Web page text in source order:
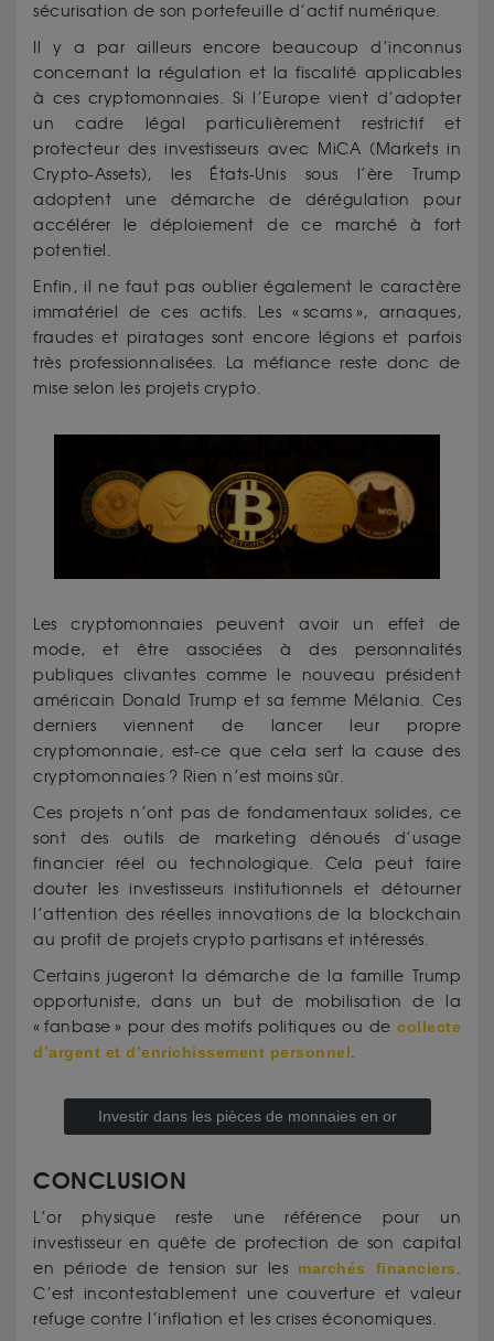
sécurisation de son portefeuille d’actif numérique.
Il y a par ailleurs encore beaucoup d’inconnus
concernant la régulation et la fiscalité applicables
à ces cryptomonnaies. Si l’Europe vient d’adopter
un cadre légal particulièrement restrictif et
protecteur des investisseurs avec MiCA (Markets in
Crypto-Assets), les États-Unis sous l’ère Trump
adoptent une démarche de dérégulation pour
accélérer le déploiement de ce marché à fort
potentiel.
Enfin, il ne faut pas oublier également le caractère
immatériel de ces actifs. Les « scams », arnaques,
fraudes et piratages sont encore légions et parfois
très professionnalisées. La méfiance reste donc de
mise selon les projets crypto.
Les cryptomonnaies peuvent avoir un effet de
mode, et être associées à des personnalités
publiques clivantes comme le nouveau président
américain Donald Trump et sa femme Mélania. Ces
derniers viennent de lancer leur propre
cryptomonnaie, est-ce que cela sert la cause des
cryptomonnaies ? Rien n’est moins sûr.
Ces projets n’ont pas de fondamentaux solides, ce
sont des outils de marketing dénoués d’usage
financier réel ou technologique. Cela peut faire
douter les investisseurs institutionnels et détourner
l’attention des réelles innovations de la blockchain
au profit de projets crypto partisans et intéressés.
Certains jugeront la démarche de la famille Trump
opportuniste, dans un but de mobilisation de la
« fanbase » pour des motifs politiques ou de collecte
d’argent et d’enrichissement personnel.
Investir dans les pièces de monnaies en or
CONCLUSION
L’or physique reste une référence pour un
investisseur en quête de protection de son capital
en période de tension sur les marchés financiers.
C’est incontestablement une couverture et valeur
refuge contre l’inflation et les crises économiques.